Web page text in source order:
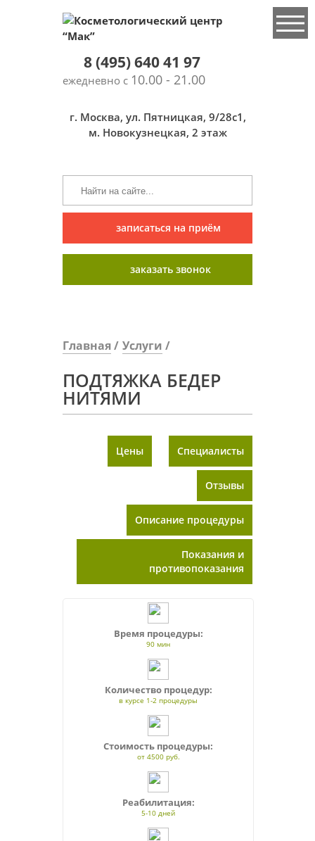
8 (495) 640 41 97
ежедневно с 10.00 - 21.00
г. Москва, ул. Пятницкая, 9/28с1,
м. Новокузнецкая, 2 этаж
записаться на приём
заказать звонок
Главная Услуги
ПОДТЯЖКА БЕДЕР
НИТЯМИ
Цены Специалисты
Отзывы
Описание процедуры
Показания и
противопоказания
Время процедуры:
90 мин
Количество процедур:
в курсе 1-2 процедуры
Стоимость процедуры:
от 4500 руб.
Реабилитация:
5-10 дней